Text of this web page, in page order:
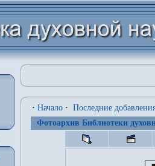
· Начало · Последние
Фотоархив Библиотеки